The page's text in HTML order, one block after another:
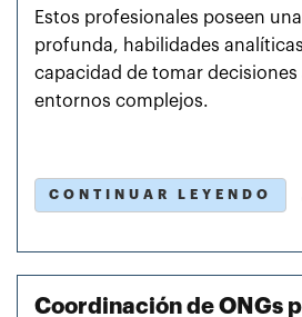
Estos profesionales poseen
profunda, habilidades
capacidad de tomar decisiones
entornos complejos.
CONTINUAR LEYENDO
Coordinación de ONGs